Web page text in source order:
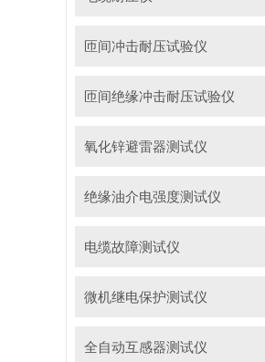
匝间冲击耐压试验仪
匝间绝缘冲击耐压试验仪
氧化锌避雷器测试仪
绝缘油介电强度测试仪
电缆故障测试仪
微机继电保护测试仪
全自动互感器测试仪